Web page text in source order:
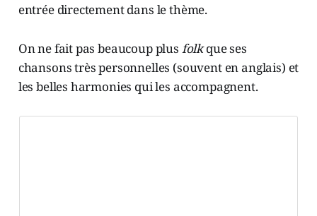
entrée directement dans le thème.
On ne fait pas beaucoup plus folkque ses
chansons très personnelles (souvent en anglais) et
les belles harmonies qui les accompagnent.